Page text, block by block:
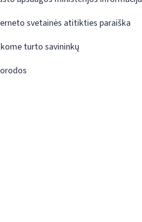
svetainės atitikties paraiška
turto savininkų